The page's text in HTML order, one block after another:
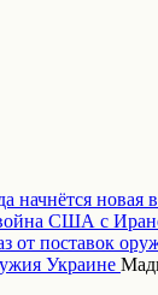
начнётся
от поставок